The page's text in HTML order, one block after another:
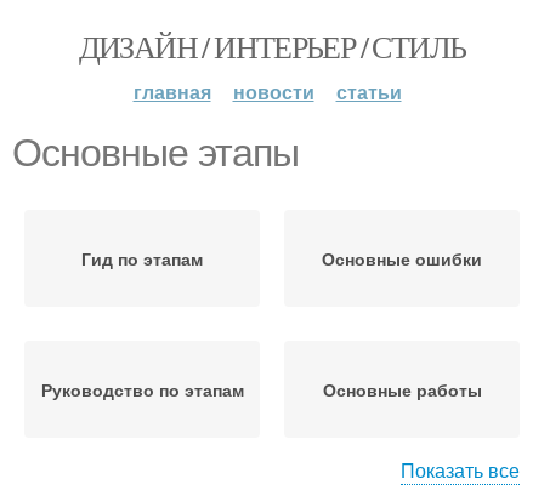
ДИЗАЙН / ИНТЕРЬЕР / СТИЛЬ
главная новости статьи
Основные этапы
Гид по этапам Основные ошибки
Руководство по этапам Основные работы
Показать все